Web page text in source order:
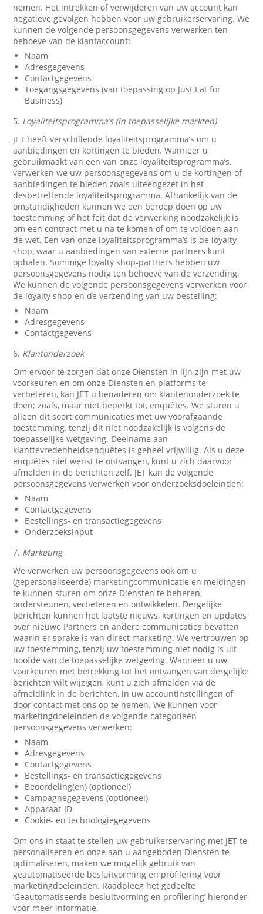
nemen. Het intrekken of verwijderen van uw account kan
negatieve gevolgen hebben voor uw gebruikerservaring. We
kunnen de volgende persoonsgegevens verwerken ten
behoeve van de klantaccount:
Naam
Adresgegevens
Contactgegevens
Toegangsgegevens (van toepassing op Just Eat for
Business)
5. Loyaliteitsprogramma’s (in toepasselijke markten)
JET heeft verschillende loyaliteitsprogramma’s om u
aanbiedingen en kortingen te bieden. Wanneer u
gebruikmaakt van een van onze loyaliteitsprogramma’s,
verwerken we uw persoonsgegevens om u de kortingen of
aanbiedingen te bieden zoals uiteengezet in het
desbetreffende loyaliteitsprogramma. Afhankelijk van de
omstandigheden kunnen we een beroep doen op uw
toestemming of het feit dat de verwerking noodzakelijk is
om een contract met u na te komen of om te voldoen aan
de wet. Een van onze loyaliteitsprogramma’s is de loyalty
shop, waar u aanbiedingen van externe partners kunt
ophalen. Sommige loyalty shop-partners hebben uw
persoonsgegevens nodig ten behoeve van de verzending.
We kunnen de volgende persoonsgegevens verwerken voor
de loyalty shop en de verzending van uw bestelling:
Naam
Adresgegevens
Contactgegevens
6. Klantonderzoek
Om ervoor te zorgen dat onze Diensten in lijn zijn met uw
voorkeuren en om onze Diensten en platforms te
verbeteren, kan JET u benaderen om klantenonderzoek te
doen; zoals, maar niet beperkt tot, enquêtes. We sturen u
alleen dit soort communicaties met uw voorafgaande
toestemming, tenzij dit niet noodzakelijk is volgens de
toepasselijke wetgeving. Deelname aan
klanttevredenheidsenquêtes is geheel vrijwillig. Als u deze
enquêtes niet wenst te ontvangen, kunt u zich daarvoor
afmelden in de berichten zelf. JET kan de volgende
persoonsgegevens verwerken voor onderzoeksdoeleinden:
Naam
Contactgegevens
Bestellings- en transactiegegevens
Onderzoeksinput
7. Marketing
We verwerken uw persoonsgegevens ook om u
(gepersonaliseerde) marketingcommunicatie en meldingen
te kunnen sturen om onze Diensten te beheren,
ondersteunen, verbeteren en ontwikkelen. Dergelijke
berichten kunnen het laatste nieuws, kortingen en updates
over nieuwe Partners en andere communicaties bevatten
waarin er sprake is van direct marketing. We vertrouwen op
uw toestemming, tenzij uw toestemming niet nodig is uit
hoofde van de toepasselijke wetgeving. Wanneer u uw
voorkeuren met betrekking tot het ontvangen van dergelijke
berichten wilt wijzigen, kunt u zich afmelden via de
afmeldlink in de berichten, in uw accountinstellingen of
door contact met ons op te nemen. We kunnen voor
marketingdoeleinden de volgende categorieën
persoonsgegevens verwerken:
Naam
Adresgegevens
Contactgegevens
Bestellings- en transactiegegevens
Beoordeling(en) (optioneel)
Campagnegegevens (optioneel)
Apparaat-ID
Cookie- en technologiegegevens
Om ons in staat te stellen uw gebruikerservaring met JET te
personaliseren en onze aan u aangeboden Diensten te
optimaliseren, maken we mogelijk gebruik van
geautomatiseerde besluitvorming en profilering voor
marketingdoeleinden. Raadpleeg het gedeelte
‘Geautomatiseerde besluitvorming en profilering’ hieronder
voor meer informatie.